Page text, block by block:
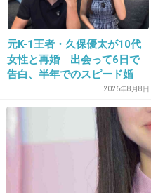
と脱げるんだよなあ。
1件の返信
2026/06/03(水) 08:44:44
主さんと同じ足。靴は軽さ
いなら擦れる。皮膚が薄い
優先で選んでみて。あと、
元K-1王者・久保優太が10代
女性と再婚 出会って6日で
告白、半年でのスピード婚
2026年8月8日